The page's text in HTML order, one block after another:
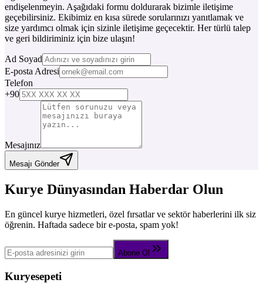
endişelenmeyin. Aşağıdaki formu doldurarak bizimle iletişime
geçebilirsiniz. Ekibimiz en kısa sürede sorularınızı yanıtlamak ve
size yardımcı olmak için sizinle iletişime geçecektir. Her türlü talep
ve geri bildiriminiz için bize ulaşın!
Ad Soyad
E-posta Adresi
Telefon
+90
Mesajınız
Mesajı Gönder
Kurye Dünyasından Haberdar Olun
En güncel kurye hizmetleri, özel fırsatlar ve sektör haberlerini ilk siz
öğrenin. Haftada sadece bir e-posta, spam yok!
Abone Ol
Kuryesepeti